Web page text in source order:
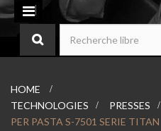
Basculer
la
navigation
HOME
>
TECHNOLOGIES
> PRESSES >
PER PASTA S-7501 SERIE TITAN